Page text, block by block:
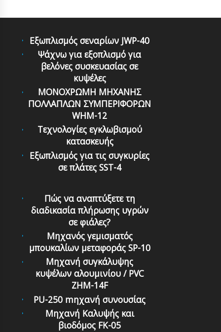
Εξωπλισμός σεναρίων JWP-40
Ψάχνω για εξοπλισμό για
βελόνες συσκευασίας σε
κυψέλες
ΜΟΝΟΧΡΩΜΗ ΜΗΧΑΝΗΣ
ΠΟΛΛΑΠΛΩΝ ΣΥΜΠΕΡΙΦΟΡΩΝ
WHM-12
Τεχνολογίες εγκλωβισμού
κατασκευής
Εξωπλισμός για τις συγκυρίες
σε πλάτες SST-4
Πώς να αναπτύξετε τη
διαδικασία πλήρωσης υγρών
σε φιάλες?
Μηχανός γεμισματός
μπουκαλίων μεταφοράς SP-10
Mηχανή συγκάλυψης
κυψέλων αλουμινίου / PVC
ZHM-14F
PU-250 mηχανή συνουσίας
Μηχανή Καλυψής και
βιοδόμος FK-05